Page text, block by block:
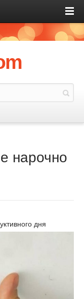
нарочно
дня